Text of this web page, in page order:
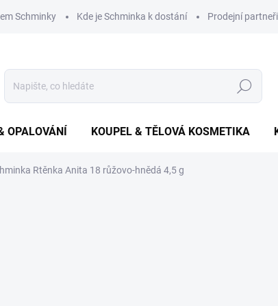
Schminky Kde je Schminka k dostání Prodejní partneři
Hledat
OPALOVÁNÍ KOUPEL & TĚLOVÁ KOSMETIKA
Rtěnka Anita 18 růžovo-hnědá 4,5 g